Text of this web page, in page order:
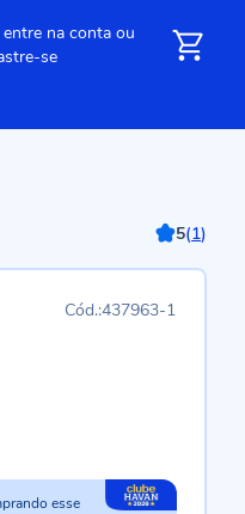
entre na conta ou
se
5(1)
437963-1
esse